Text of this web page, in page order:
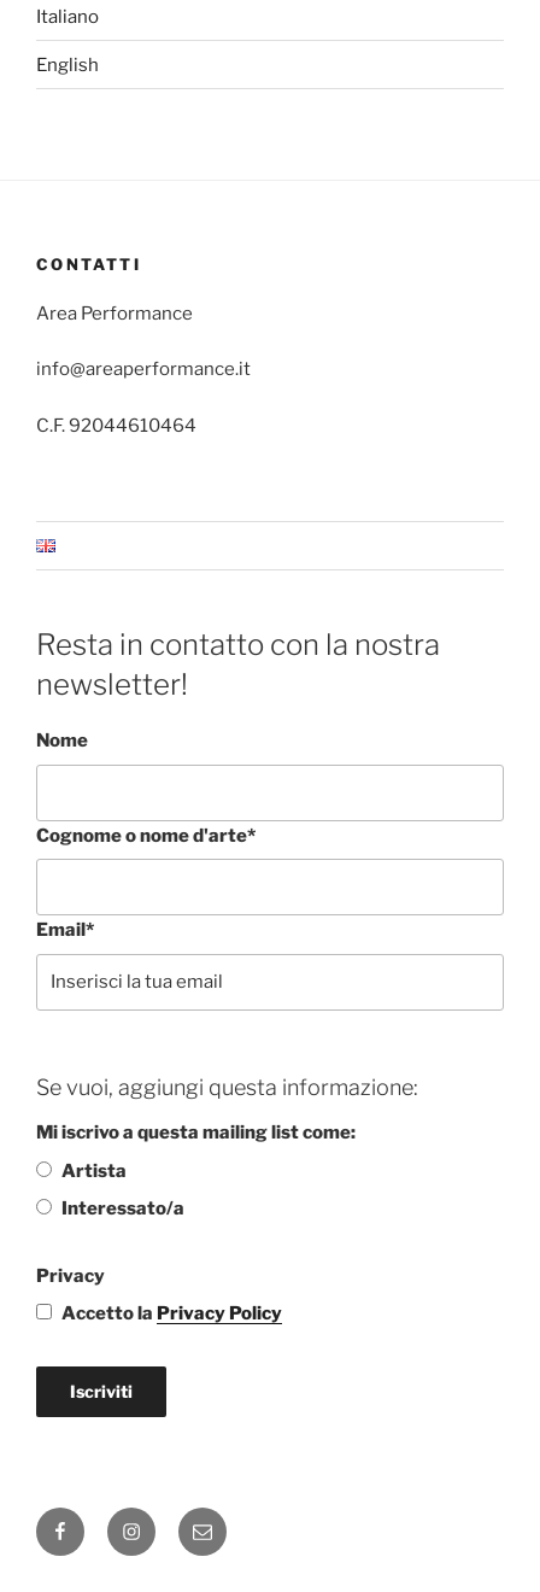
Italiano
English
CONTATTI
Area Performance
info@areaperformance.it
C.F. 92044610464
Resta in contatto con la nostra
newsletter!
Nome
Cognome o nome d'arte*
Email*
Se vuoi, aggiungi questa informazione:
Mi iscrivo a questa mailing list come:
Artista
Interessato/a
Privacy
Accetto la Privacy Policy
Iscriviti
FacebookInstagramEmail